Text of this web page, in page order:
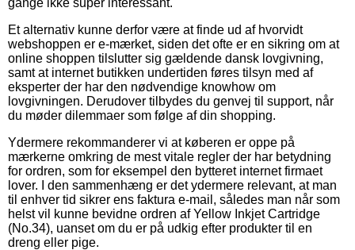
Et alternativ kunne derfor være at finde ud af hvorvidt
webshoppen er e-mærket, siden det ofte er en sikring om at
online shoppen tilslutter sig gældende dansk lovgivning,
samt at internet butikken undertiden føres tilsyn med af
eksperter der har den nødvendige knowhow om
lovgivningen. Derudover tilbydes du genvej til support, når
du møder dilemmaer som følge af din shopping.
Ydermere rekommanderer vi at køberen er oppe på
mærkerne omkring de mest vitale regler der har betydning
for ordren, som for eksempel den bytteret internet firmaet
lover. I den sammenhæng er det ydermere relevant, at man
til enhver tid sikrer ens faktura e-mail, således man når som
helst vil kunne bevidne ordren af Yellow Inkjet Cartridge
(No.34), uanset om du er på udkig efter produkter til en
dreng eller pige.